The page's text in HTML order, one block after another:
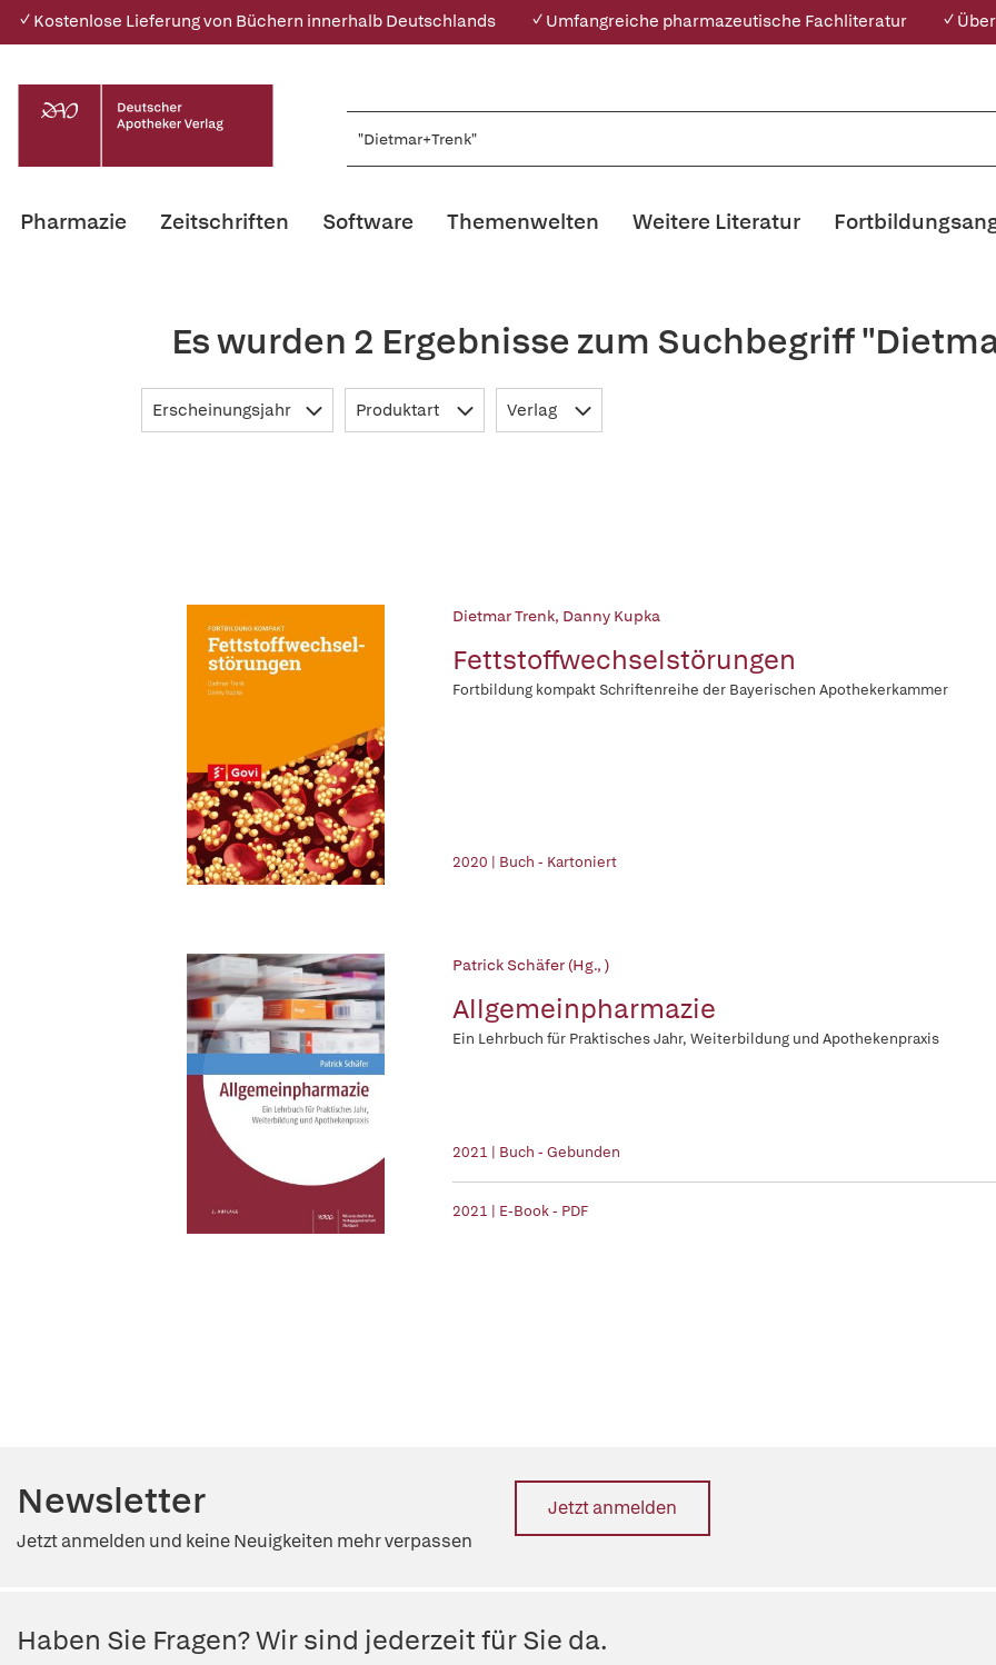
✓ Kostenlose Lieferung von Büchern innerhalb Deutschlands ✓ Umfangreiche pharmazeutische Fachliteratur ✓
Pharmazie Zeitschriften Software Themenwelten Weitere Literatur
Es wurden 2 Ergebnisse zum Suchbegriff
Erscheinungsjahr Produktart Verlag
Dietmar Trenk, Danny Kupka
Fettstoffwechselstörungen
Fortbildung kompakt Schriftenreihe der Bayerischen Apothekerkammer
2020 | Buch - Kartoniert
Patrick Schäfer (Hg., )
Allgemeinpharmazie
Ein Lehrbuch für Praktisches Jahr, Weiterbildung und Apothekenpraxis
2021 | Buch - Gebunden
2021 | E-Book - PDF
Newsletter
Jetzt anmelden und keine Neuigkeiten mehr verpassen
Jetzt anmelden
Haben Sie Fragen? Wir sind jederzeit für Sie da.